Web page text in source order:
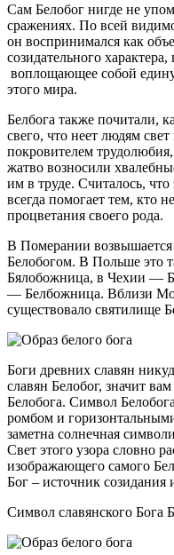
Сам Белобог нигде не
сражениях. По всей
он воспринимался как
созидательного
воплощающее собой
этого мира.
Белбога также почитали,
свего, что неет людям
покровителем
жатво возносили
им в труде. Считалось,
всегда помогает тем, кто
процветания своего рода.
В Померании возвышается
Белобогом. В Польше это
Бялобожница, в Чехии —
— Белбожница. Вблизи
существовало святилище
Боги древних славян
славян Белобог, значит
Белобога. Символ
ромбом и
заметна солнечная
Свет этого узора словно
изображающего самого
Бог – источник созидания
Символ славянского Бога